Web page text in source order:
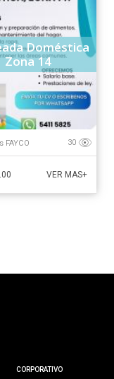
Doméstica
Zona 14
FAYCO 30
VER MAS+
CORPORATIVO